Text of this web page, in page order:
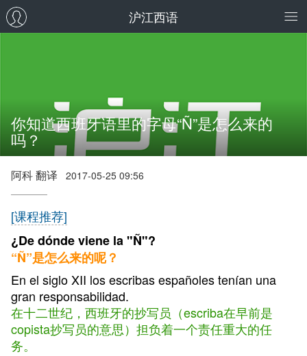
沪江西语
你知道西班牙语里的字母“Ñ”是怎么来的
吗？
阿科 翻译 2017-05-25 09:56
[课程推荐]
¿De dónde viene la "Ñ"?
“Ñ”是怎么来的呢？
En el siglo XII los escribas españoles tenían una
gran responsabilidad.
在十二世纪，西班牙的抄写员（escriba在早前是
copista抄写员的意思）担负着一个责任重大的任
务。